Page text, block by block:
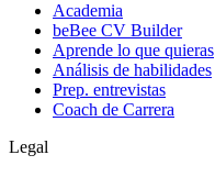
Academia
beBee CV Builder
Aprende lo que quieras
Análisis de habilidades
Prep. entrevistas
Coach de Carrera
Legal